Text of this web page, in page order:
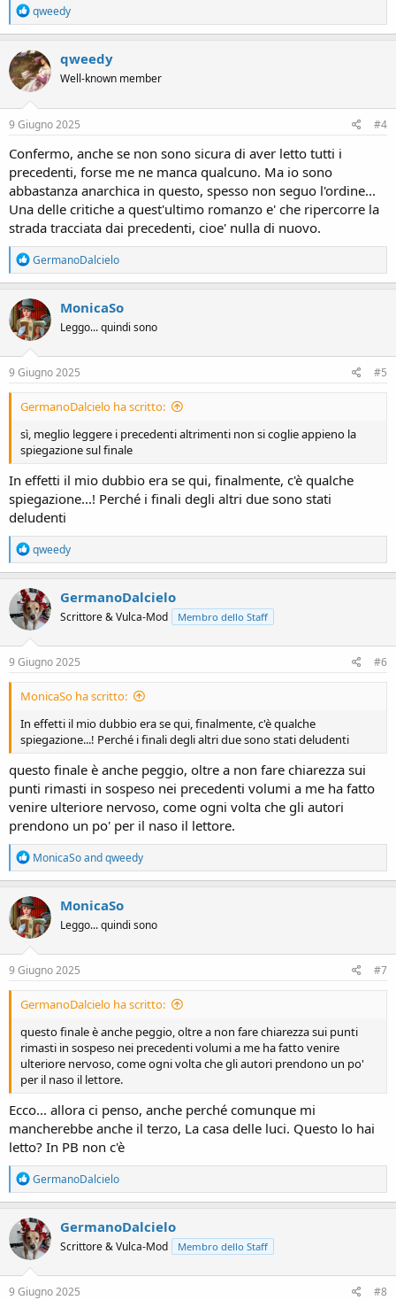
R
e
a
c
t
i
o
n
s
qweedy
qweedy
Well-known member
9 Giugno 2025 #4
Confermo, anche se non sono sicura di aver letto tutti i
precedenti, forse me ne manca qualcuno. Ma io sono
abbastanza anarchica in questo, spesso non seguo l'ordine...
Una delle critiche a quest'ultimo romanzo e' che ripercorre la
strada tracciata dai precedenti, cioe' nulla di nuovo.
R
e
a
c
t
i
o
n
s
GermanoDalcielo
MonicaSo
Leggo... quindi sono
9 Giugno 2025 #5
GermanoDalcielo ha scritto:
sì, meglio leggere i precedenti altrimenti non si coglie appieno la
spiegazione sul finale
In effetti il mio dubbio era se qui, finalmente, c'è qualche
spiegazione...! Perché i finali degli altri due sono stati
deludenti
R
e
a
c
t
i
o
n
s
qweedy
GermanoDalcielo
Scrittore & Vulca-Mod Membro dello Staff
9 Giugno 2025 #6
MonicaSo ha scritto:
In effetti il mio dubbio era se qui, finalmente, c'è qualche
spiegazione...! Perché i finali degli altri due sono stati deludenti
questo finale è anche peggio, oltre a non fare chiarezza sui
punti rimasti in sospeso nei precedenti volumi a me ha fatto
venire ulteriore nervoso, come ogni volta che gli autori
prendono un po' per il naso il lettore.
R
e
a
c
t
i
o
n
s
MonicaSoandqweedy
MonicaSo
Leggo... quindi sono
9 Giugno 2025 #7
GermanoDalcielo ha scritto:
questo finale è anche peggio, oltre a non fare chiarezza sui punti
rimasti in sospeso nei precedenti volumi a me ha fatto venire
ulteriore nervoso, come ogni volta che gli autori prendono un po'
per il naso il lettore.
Ecco... allora ci penso, anche perché comunque mi
mancherebbe anche il terzo, La casa delle luci. Questo lo hai
letto? In PB non c'è
R
e
a
c
t
i
o
n
s
GermanoDalcielo
GermanoDalcielo
Scrittore & Vulca-Mod Membro dello Staff
9 Giugno 2025 #8